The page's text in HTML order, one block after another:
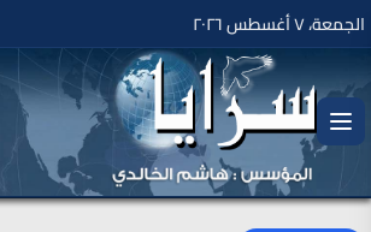
الجمعة، ٧ أغسطس ٢٠٢٦